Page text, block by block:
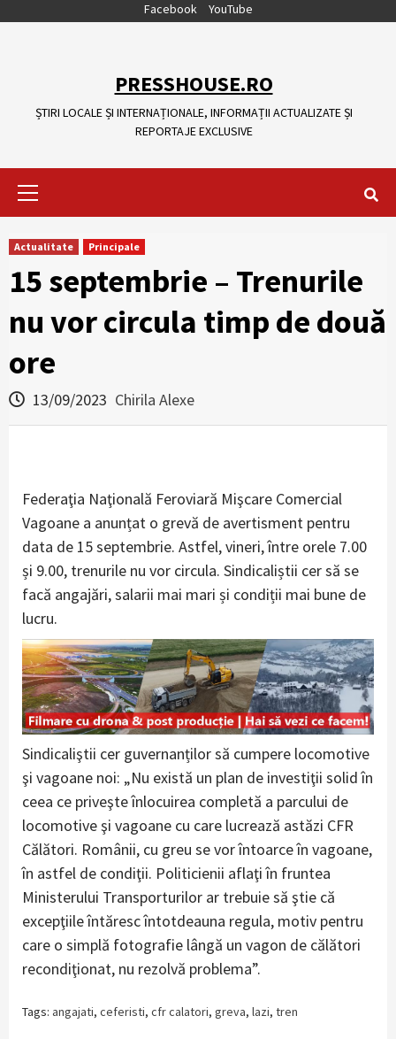
Facebook YouTube
PRESSHOUSE.RO
ȘTIRI LOCALE ȘI INTERNAȚIONALE, INFORMAȚII ACTUALIZATE ȘI
REPORTAJE EXCLUSIVE
Actualitate Principale
15 septembrie – Trenurile
nu vor circula timp de două
ore
13/09/2023 Chirila Alexe
Federaţia Naţională Feroviară Mişcare Comercial
Vagoane a anunțat o grevă de avertisment pentru
data de 15 septembrie. Astfel, vineri, între orele 7.00
și 9.00, trenurile nu vor circula. Sindicaliștii cer să se
facă angajări, salarii mai mari și condiții mai bune de
lucru.
Sindicaliştii cer guvernanților să cumpere locomotive
şi vagoane noi: „Nu există un plan de investiţii solid în
ceea ce priveşte înlocuirea completă a parcului de
locomotive şi vagoane cu care lucrează astăzi CFR
Călători. Românii, cu greu se vor întoarce în vagoane,
în astfel de condiţii. Politicienii aflaţi în fruntea
Ministerului Transporturilor ar trebuie să ştie că
excepţiile întăresc întotdeauna regula, motiv pentru
care o simplă fotografie lângă un vagon de călători
recondiţionat, nu rezolvă problema”.
Tags: angajati, ceferisti, cfr calatori, greva, lazi, tren